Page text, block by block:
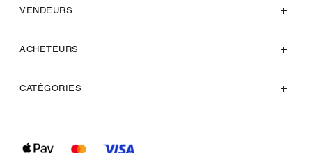
VENDEURS
ACHETEURS
CATÉGORIES